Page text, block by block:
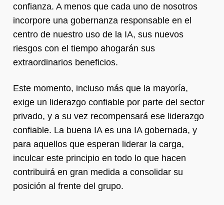
confianza. A menos que cada uno de nosotros
incorpore una gobernanza responsable en el
centro de nuestro uso de la IA, sus nuevos
riesgos con el tiempo ahogarán sus
extraordinarios beneficios.
Este momento, incluso más que la mayoría,
exige un liderazgo confiable por parte del sector
privado, y a su vez recompensará ese liderazgo
confiable. La buena IA es una IA gobernada, y
para aquellos que esperan liderar la carga,
inculcar este principio en todo lo que hacen
contribuirá en gran medida a consolidar su
posición al frente del grupo.